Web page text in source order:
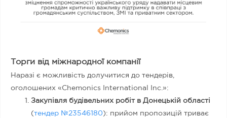
Торги від міжнародної компанії
Наразі є можливість долучитися до тендерів,
оголошених «Chemonics International Inc.»:
Закупівля будівельних робіт в Донецькій області
(тендер №23546180): прийом пропозицій триває